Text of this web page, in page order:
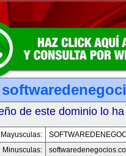
de este dominio lo
Mayusculas:
Minusculas: